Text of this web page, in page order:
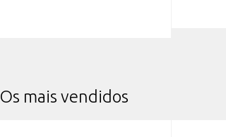
Os mais vendidos